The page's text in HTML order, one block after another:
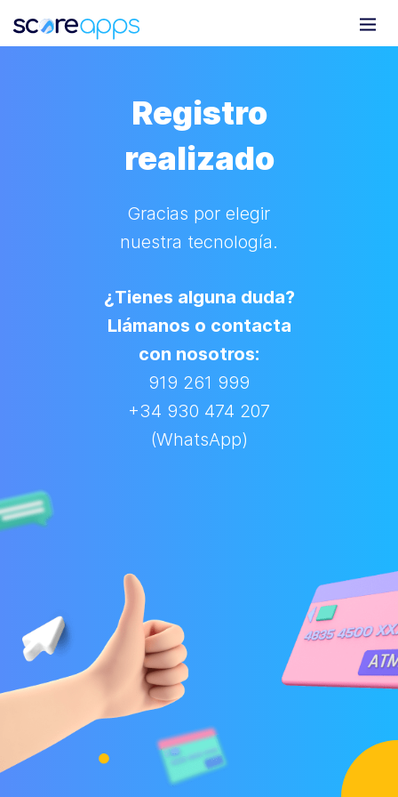
Registro
realizado
Gracias por elegir
nuestra tecnología.
¿Tienes alguna duda?
Llámanos o contacta
con nosotros:
919 261 999
+34 930 474 207
(WhatsApp)